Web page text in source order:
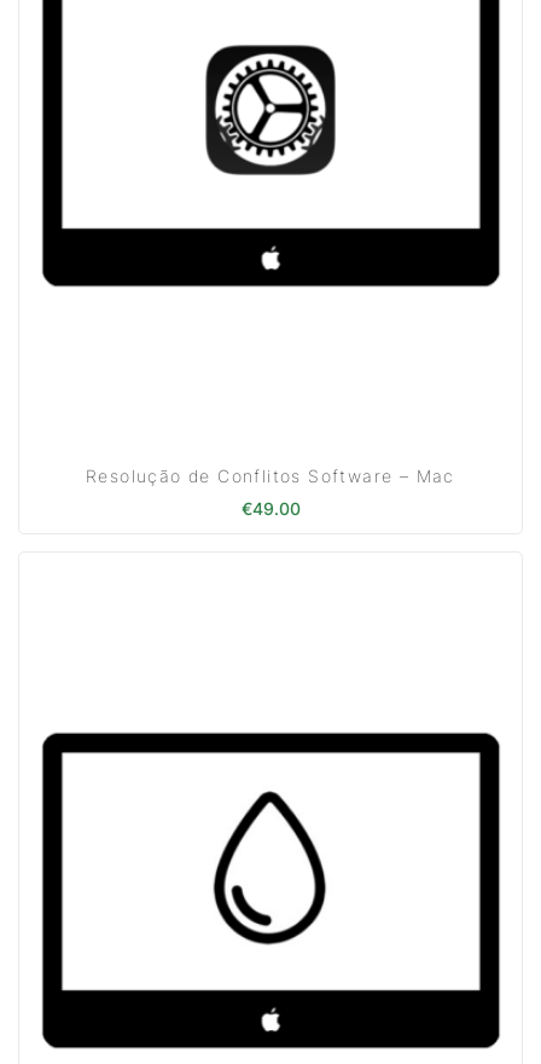
Resolução de Conflitos Software – Mac
€49.00